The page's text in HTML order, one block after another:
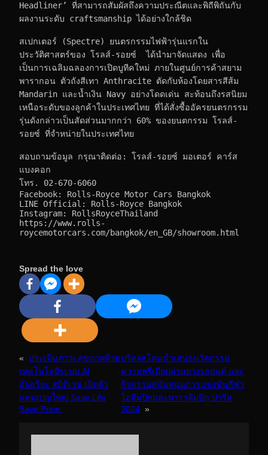
Headliner’ ที่สามารถสัมผัสถึงความประณีตและพิถีพิถันกับ
ผลงานระดับ craftsmanship ได้อย่างใกล้ชิด
สเปกเตอร์ (Spectre) ยนตรกรรมไฟฟ้ารุ่นแรกใน
ประวัติศาสตร์ของ โรลส์-รอยซ์  ได้นำมาจัดแสดง เพื่อ
เป็นการเฉลิมฉลองการเปิดบูทีคใหม่ ภายในศูนย์การค้าสยาม
พารากอน ตัวถังสีเทา Anthracite ตัดกับห้องโดยสารสีส้ม
Mandarin และน้ำเงิน Navy อย่างโดดเด่น สะท้อนถึงรสนิยม
เหนือระดับของลูกค้าในประเทศไทย ที่ได้สั่งซื้ออัครยนตรกรรม
รุ่นดังกล่าวเป็นสัดส่วนมากกว่า 60% ของยนตกรรม โรลส์-
รอยซ์ ที่จำหน่ายในประเทศไทย
สอบถามข้อมูล กรุณาติดต่อ: โรลส์-รอยซ์ มอเตอร์ คาร์ส
แบงคอก
โทร. 02-670-6060
Facebook: Rolls-Royce Motor Cars Bangkok
LINE Official: Rolls-Royce Bangkok
Instagram: RollsRoyceThailand
https://www.rolls-
roycemotorcars.com/bangkok/en_GB/showroom.html
Spread the love
« ประเมินภาวะสุขภาพด้วย
เทคโนโลยีระบบ AI
อัจฉริยะ สมิติเวช เปิดตัว
แคมเปญใหญ่ Save Life
Save Price
บริดจสโตนนำเสนอนวัตกรรม
ความพรีเมียมผ่านยางรถยนต์ และ
กิจกรรมสนับสนุนการแข่งขันกีฬา
โอลิมปิกและพาราลิมปิก ปารีส
2024 »